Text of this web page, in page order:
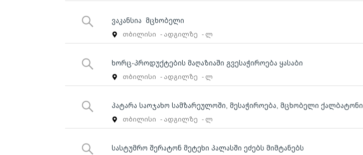
ვაკანსია მცხობელი
თბილისი - ადგილზე - ლ
ხორც-პროდუქტების მაღაზიაში გვესაჭიროება ყასაბი
თბილისი - ადგილზე - ლ
პატარა საოჯახო სამზარეულოში, მესაჭიროება, მცხობელი ქალბატონი
თბილისი - ადგილზე - ლ
სასტუმრო შერატონ მეტეხი პალასში ეძებს მიმტანებს